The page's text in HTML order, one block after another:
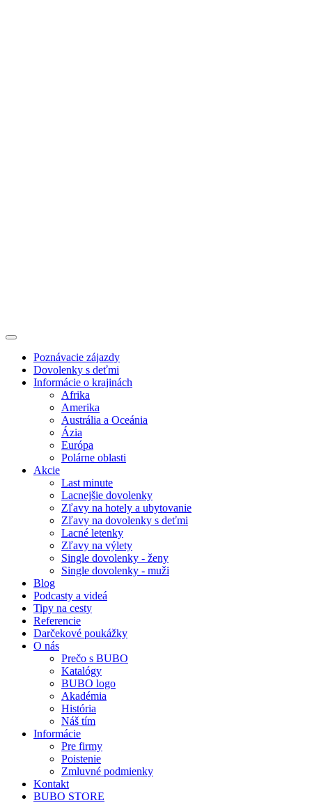
Poznávacie zájazdy
Dovolenky s deťmi
Informácie o krajinách
Afrika
Amerika
Austrália a Oceánia
Ázia
Európa
Polárne oblasti
Akcie
Last minute
Lacnejšie dovolenky
Zľavy na hotely a ubytovanie
Zľavy na dovolenky s deťmi
Lacné letenky
Zľavy na výlety
Single dovolenky - ženy
Single dovolenky - muži
Blog
Podcasty a videá
Tipy na cesty
Referencie
Darčekové poukážky
O nás
Prečo s BUBO
Katalógy
BUBO logo
Akadémia
História
Náš tím
Informácie
Pre firmy
Poistenie
Zmluvné podmienky
Kontakt
BUBO STORE